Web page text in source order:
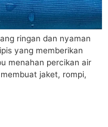
ringan dan nyaman
yang memberikan
menahan percikan air
jaket, rompi,